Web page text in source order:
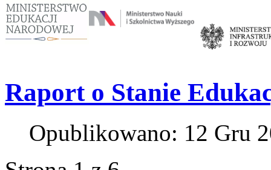
Raport o Stanie
Opublikowano: 12 Gru